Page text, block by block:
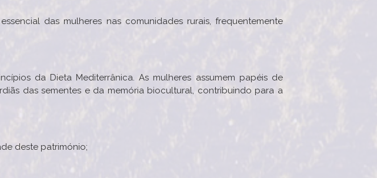
das mulheres nas comunidades rurais, frequentemente
da Dieta Mediterrânica. As mulheres assumem papéis de
das sementes e da memória biocultural, contribuindo para a
deste património;